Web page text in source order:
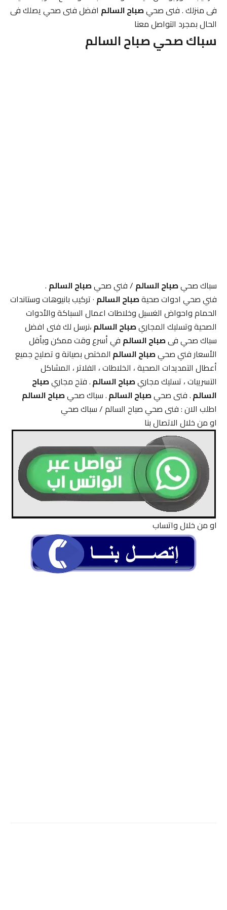
فى منزلك . فنى صحيصباح السالمافضل فنى صحي يصلك فى
الحال بمجرد التواصل معنا
سباك صحيصباح السالم
سباك صحيصباح السالم/ فني صحيصباح السالم.
فني صحي ادوات صحيةصباح السالم· تركيب بانيوهات وستاندات
الحمام واحواض الغسيل وخلاطات اعمال السباكة والأدوات
الصحية وتسليك المجاريصباح السالم،نرسل لك فنى افضل
سباك صحي فىصباح السالمفي أسرع وقت ممكن وبأقل
الأسعار فني صحيصباح السالمالمختص بصيانة و تصليح جميع
أعطال التمديدات الصحية ، الخلاطات ، الفلاتر ، المشاكل
التسريبات ، تسليك مجاريصباح السالم. فتح مجاريصباح
السالم. فنى صحيصباح السالم. سباك صحيصباح السالم
اطلب الان : فنى صحي صباح السالم / سباك صحي
او من خلال الاتصال بنا
او من خلال واتساب